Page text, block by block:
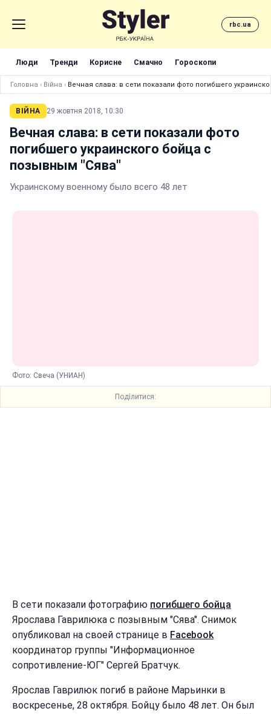
rbc.ua
Люди Тренди Корисне Смачно Гороскопи
Головна › Війна › Вечная слава: в сети показали фото погибшего
ВІЙНА 29 жовтня 2018, 10:30
Вечная слава: в сети показали фото
погибшего украинского бойца с
позывным "Сява"
Украинскому военному было всего 48 лет
Фото: Свеча (УНИАН)
Поділитися:
В сети показали фотографию погибшего бойца
Ярослава Гаврилюка с позывным "Сява". Снимок
опубликовал на своей странице в Facebook
координатор группы "Информационное
сопротивление-ЮГ" Сергей Братчук.
Ярослав Гаврилюк погиб в районе Марьинки в
воскресенье, 28 октября. Бойцу было 48 лет. Он был